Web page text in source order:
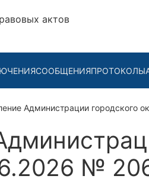
актов
СООБЩЕНИЯПРОТОКОЛЫ
Администрации городского
№